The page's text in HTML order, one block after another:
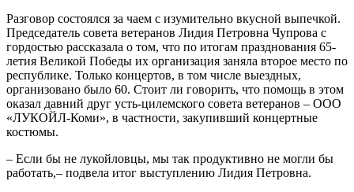
Разговор состоялся за чаем с изумительно вкусной выпечкой.
Председатель совета ветеранов Лидия Петровна Чупрова с
гордостью рассказала о том, что по итогам празднования 65-
летия Великой Победы их организация заняла второе место по
республике. Только концертов, в том числе выездных,
организовано было 60. Стоит ли говорить, что помощь в этом
оказал давний друг усть-цилемского совета ветеранов – ООО
«ЛУКОЙЛ-Коми», в частности, закупивший концертные
костюмы.
– Если бы не лукойловцы, мы так продуктивно не могли бы
работать,– подвела итог выступлению Лидия Петровна.